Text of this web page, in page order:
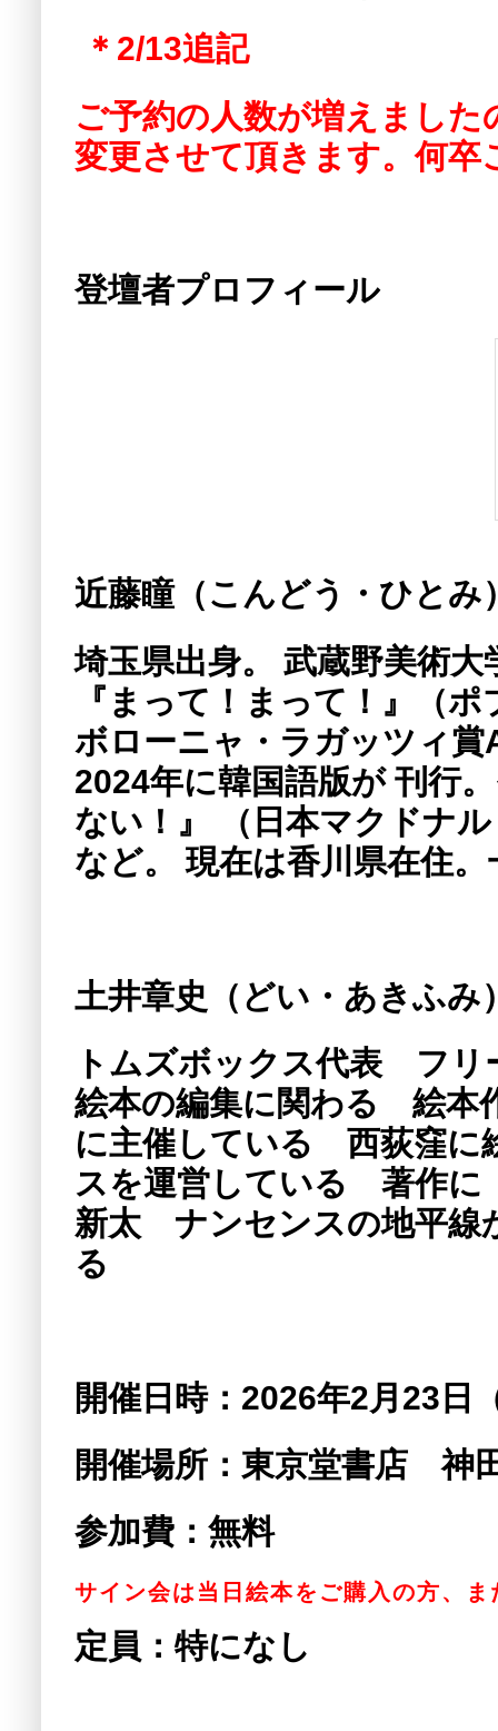
＊2/13追記
ご予約の人数が増えまし
変更させて頂きます。何卒
登壇者プロフィール
近藤瞳（こんどう・ひとみ
埼玉県出身。 武蔵野美術
『まって！まって！』（
ボローニャ・ラガッツィ
2024年に韓国語版が 刊行
ない！』 （日本マクドナ
など。 現在は香川県在住
土井章史（どい・あきふみ
トムズボックス代表 フ
絵本の編集に関わる 絵本
に主催している 西荻窪に
スを運営している 著作に
新太 ナンセンスの地平線
る
開催日時：2026年2月23 日
開催場所：東京堂書店
参加費：無料
サイン会は当日絵本をご購入の方、
定員：特になし